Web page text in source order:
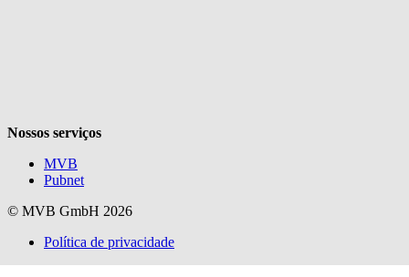
Nossos serviços
MVB
Pubnet
© MVB GmbH 2026
Política de privacidade